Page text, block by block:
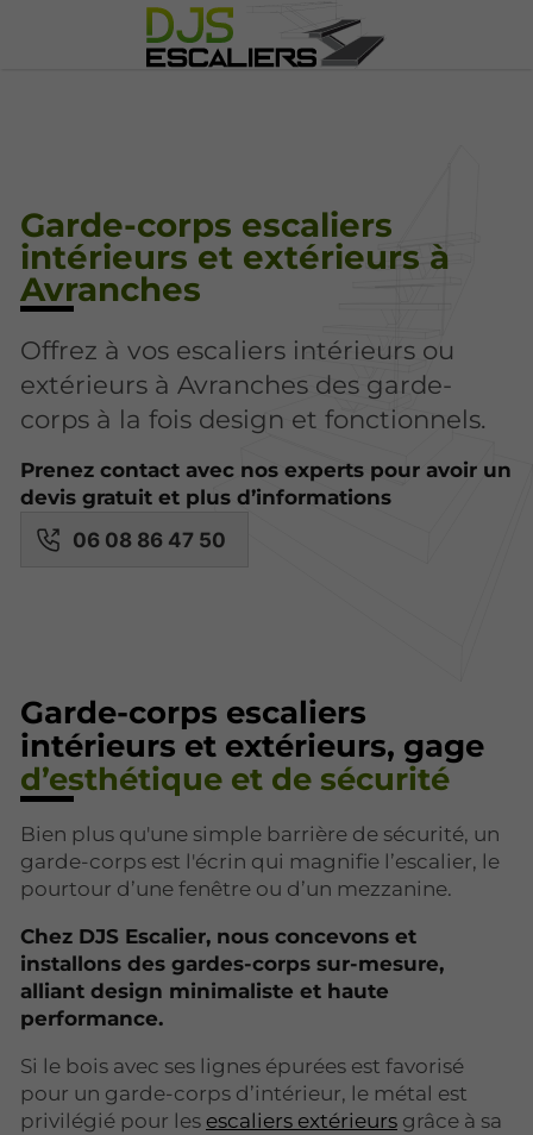
Garde-corps escaliers
intérieurs et extérieurs à
Avranches
Offrez à vos escaliers intérieurs ou
extérieurs à Avranches des garde-
corps à la fois design et fonctionnels.
Prenez contact avec nos experts pour avoir un
devis gratuit et plus d’informations
06 08 86 47 50
Garde-corps escaliers
intérieurs et extérieurs, gage
d’esthétique et de sécurité
Bien plus qu'une simple barrière de sécurité, un
garde-corps est l'écrin qui magnifie l’escalier, le
pourtour d’une fenêtre ou d’un mezzanine.
Chez DJS Escalier, nous concevons et
installons des gardes-corps sur-mesure,
alliant design minimaliste et haute
performance.
Si le bois avec ses lignes épurées est favorisé
pour un garde-corps d’intérieur, le métal est
privilégié pour les escaliers extérieurs grâce à sa